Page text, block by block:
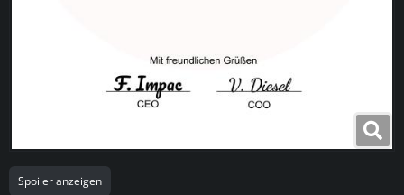
Spoiler anzeigen